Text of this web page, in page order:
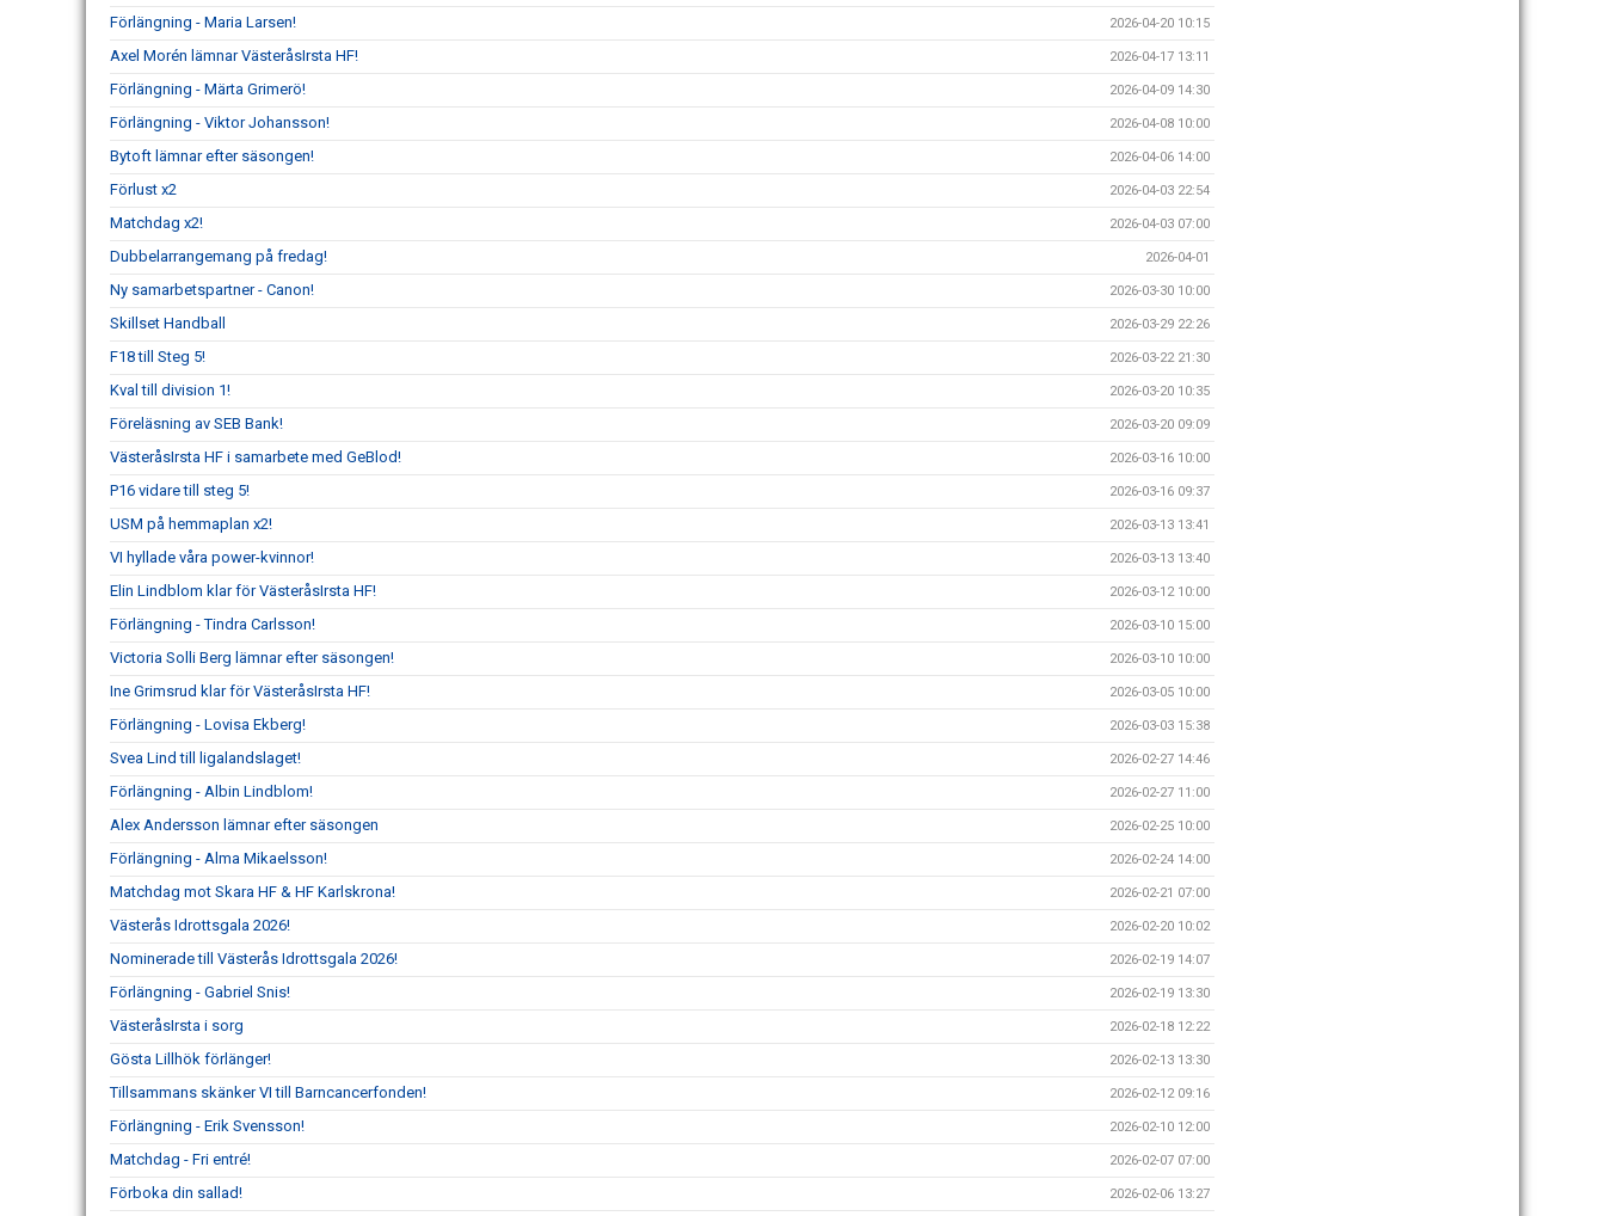
Förlängning - Maria Larsen! 2026-04-20 10:15
Axel Morén lämnar VästeråsIrsta HF! 2026-04-17 13:11
Förlängning - Märta Grimerö! 2026-04-09 14:30
Förlängning - Viktor Johansson! 2026-04-08 10:00
Bytoft lämnar efter säsongen! 2026-04-06 14:00
Förlust x2 2026-04-03 22:54
Matchdag x2! 2026-04-03 07:00
Dubbelarrangemang på fredag! 2026-04-01
Ny samarbetspartner - Canon! 2026-03-30 10:00
Skillset Handball 2026-03-29 22:26
F18 till Steg 5! 2026-03-22 21:30
Kval till division 1! 2026-03-20 10:35
Föreläsning av SEB Bank! 2026-03-20 09:09
VästeråsIrsta HF i samarbete med GeBlod! 2026-03-16 10:00
P16 vidare till steg 5! 2026-03-16 09:37
USM på hemmaplan x2! 2026-03-13 13:41
VI hyllade våra power-kvinnor! 2026-03-13 13:40
Elin Lindblom klar för VästeråsIrsta HF! 2026-03-12 10:00
Förlängning - Tindra Carlsson! 2026-03-10 15:00
Victoria Solli Berg lämnar efter säsongen! 2026-03-10 10:00
Ine Grimsrud klar för VästeråsIrsta HF! 2026-03-05 10:00
Förlängning - Lovisa Ekberg! 2026-03-03 15:38
Svea Lind till ligalandslaget! 2026-02-27 14:46
Förlängning - Albin Lindblom! 2026-02-27 11:00
Alex Andersson lämnar efter säsongen 2026-02-25 10:00
Förlängning - Alma Mikaelsson! 2026-02-24 14:00
Matchdag mot Skara HF & HF Karlskrona! 2026-02-21 07:00
Västerås Idrottsgala 2026! 2026-02-20 10:02
Nominerade till Västerås Idrottsgala 2026! 2026-02-19 14:07
Förlängning - Gabriel Snis! 2026-02-19 13:30
VästeråsIrsta i sorg 2026-02-18 12:22
Gösta Lillhök förlänger! 2026-02-13 13:30
Tillsammans skänker VI till Barncancerfonden! 2026-02-12 09:16
Förlängning - Erik Svensson! 2026-02-10 12:00
Matchdag - Fri entré! 2026-02-07 07:00
Förboka din sallad! 2026-02-06 13:27